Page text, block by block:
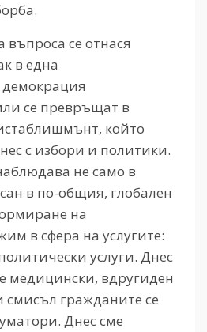
въпроса сe отнася
в една
демокрация
се превръщат в
който
с избори и политики.
не само в
в по-общия, глобален
на
в сфера на услугите:
услуги. Днес
медицински, вдругиден
смисъл гражданите се
Днес сме